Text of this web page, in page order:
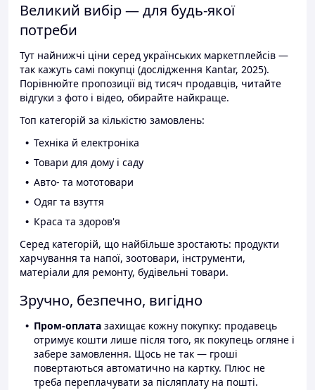
Великий вибір — для будь-якої
потреби
Тут найнижчі ціни серед українських маркетплейсів —
так кажуть самі покупці (дослідження Kantar, 2025).
Порівнюйте пропозиції від тисяч продавців, читайте
відгуки з фото і відео, обирайте найкраще.
Топ категорій за кількістю замовлень:
Техніка й електроніка
Товари для дому і саду
Авто- та мототовари
Одяг та взуття
Краса та здоров'я
Серед категорій, що найбільше зростають: продукти
харчування та напої, зоотовари, інструменти,
матеріали для ремонту, будівельні товари.
Зручно, безпечно, вигідно
Пром-оплата захищає кожну покупку: продавець
отримує кошти лише після того, як покупець огляне і
забере замовлення. Щось не так — гроші
повертаються автоматично на картку. Плюс не
треба переплачувати за післяплату на пошті.